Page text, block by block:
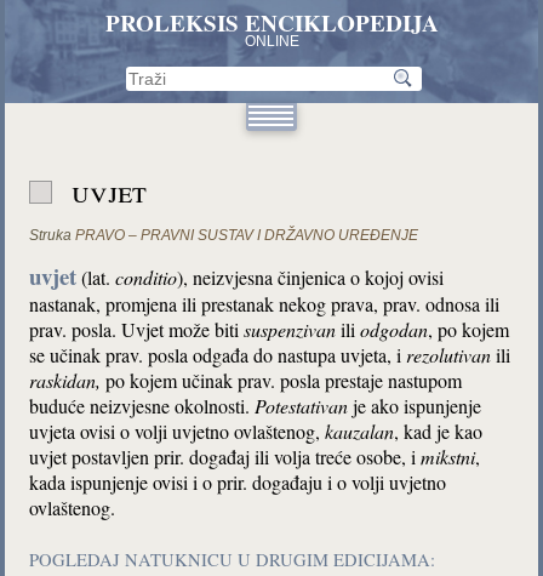
PROLEKSIS ENCIKLOPEDIJA
ONLINE
uvjet
Struka PRAVO – PRAVNI SUSTAV I DRŽAVNO UREĐENJE
uvjet (lat.conditio), neizvjesna činjenica o kojoj ovisi
nastanak, promjena ili prestanak nekog prava, prav. odnosa ili
prav. posla. Uvjet može bitisuspenzivaniliodgodan, po kojem
se učinak prav. posla odgađa do nastupa uvjeta, i rezolutivanili
raskidan, po kojem učinak prav. posla prestaje nastupom
buduće neizvjesne okolnosti. Potestativanje ako ispunjenje
uvjeta ovisi o volji uvjetno ovlaštenog,kauzalan, kad je kao
uvjet postavljen prir. događaj ili volja treće osobe, imikstni,
kada ispunjenje ovisi i o prir. događaju i o volji uvjetno
ovlaštenog.
POGLEDAJ NATUKNICU U DRUGIM EDICIJAMA: